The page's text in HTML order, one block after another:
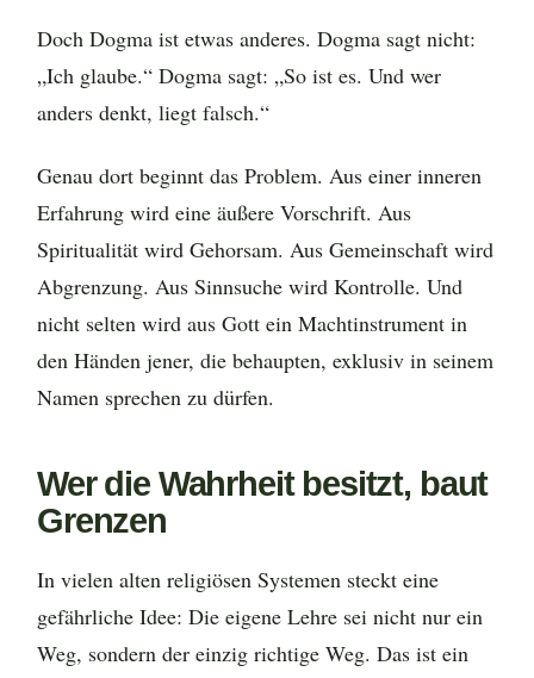
Doch Dogma ist etwas anderes. Dogma sagt nicht:
„Ich glaube.“ Dogma sagt: „So ist es. Und wer
anders denkt, liegt falsch.“
Genau dort beginnt das Problem. Aus einer inneren
Erfahrung wird eine äußere Vorschrift. Aus
Spiritualität wird Gehorsam. Aus Gemeinschaft wird
Abgrenzung. Aus Sinnsuche wird Kontrolle. Und
nicht selten wird aus Gott ein Machtinstrument in
den Händen jener, die behaupten, exklusiv in seinem
Namen sprechen zu dürfen.
Wer die Wahrheit besitzt, baut
Grenzen
In vielen alten religiösen Systemen steckt eine
gefährliche Idee: Die eigene Lehre sei nicht nur ein
Weg, sondern der einzig richtige Weg. Das ist ein